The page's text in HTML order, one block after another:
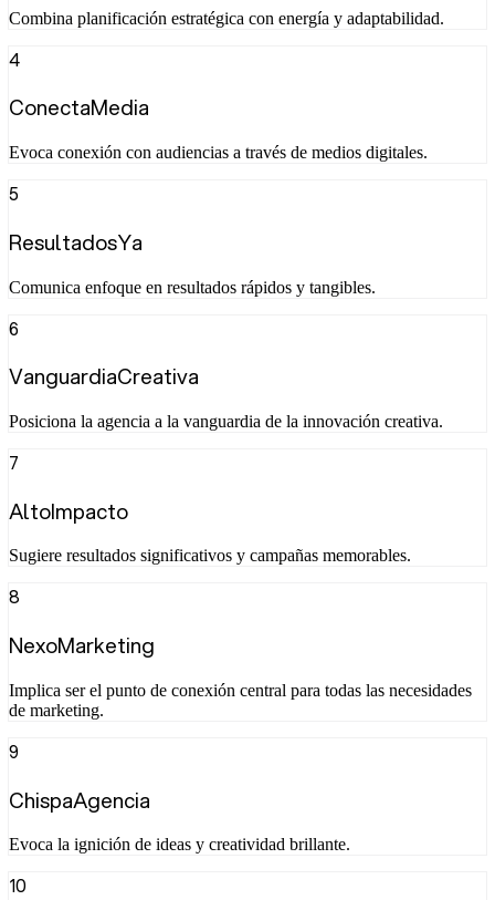
Combina planificación estratégica con energía y adaptabilidad.
4
ConectaMedia
Evoca conexión con audiencias a través de medios digitales.
5
ResultadosYa
Comunica enfoque en resultados rápidos y tangibles.
6
VanguardiaCreativa
Posiciona la agencia a la vanguardia de la innovación creativa.
7
AltoImpacto
Sugiere resultados significativos y campañas memorables.
8
NexoMarketing
Implica ser el punto de conexión central para todas las necesidades
de marketing.
9
ChispaAgencia
Evoca la ignición de ideas y creatividad brillante.
10